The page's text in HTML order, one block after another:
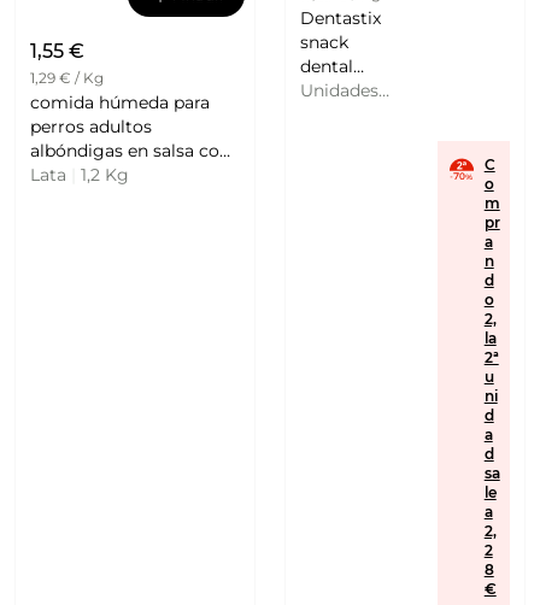
1,55 €
1,29 € / Kg
comida húmeda para
perros adultos
albóndigas en salsa con
buey y verduras
Lata 1,2 Kg
Dentastix
snack
dental
para
Unidades|
C
o
m
pr
a
n
d
o
2,
la
2ª
u
ni
d
a
d
sa
le
a
2,
2
8
€